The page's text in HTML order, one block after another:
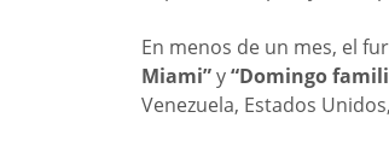
En menos de un mes, el
Miami”y“Domingo
Venezuela, Estados